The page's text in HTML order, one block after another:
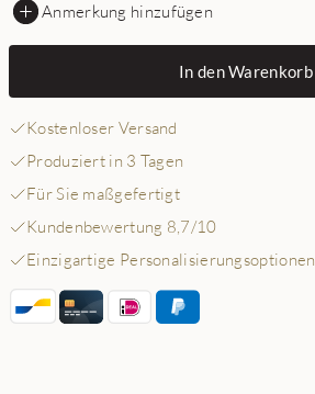
Anmerkung hinzufügen
In den Warenkorb
Kostenloser Versand
Produziert in 3 Tagen
Für Sie maßgefertigt
Kundenbewertung 8,7/10
Einzigartige Personalisierungsoptionen